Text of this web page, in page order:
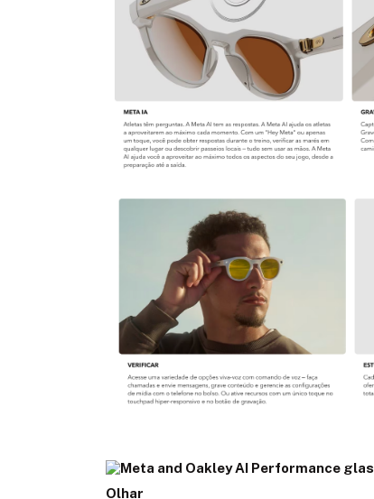
Olhar